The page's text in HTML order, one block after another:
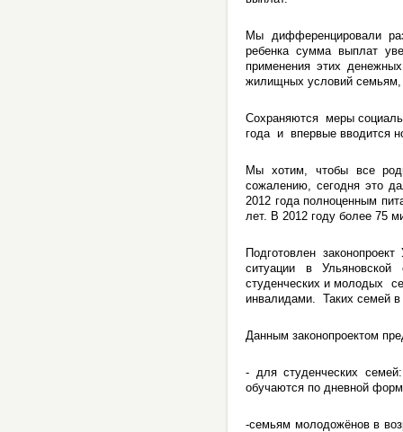
Мы дифференцировали
ребенка сумма выплат
применения этих
жилищных условий семьям,
Сохраняются меры
года и впервые вводится
Мы хотим, чтобы все
сожалению, сегодня это
2012 года полноценным
лет. В 2012 году более 75
Подготовлен
ситуации в
студенческих и молодых
инвалидами. Таких семей в
Данным законопроектом
- для студенческих
обучаются по дневной
-семьям молодожёнов в